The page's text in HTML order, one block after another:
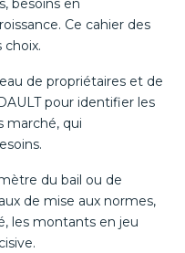
besoins en
Ce cahier des
choix.
de propriétaires et de
pour identifier les
marché, qui
du bail ou de
de mise aux normes,
les montants en jeu